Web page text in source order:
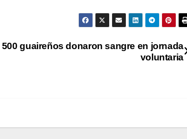
500 guaireños donaron sangre en jornada
voluntaria